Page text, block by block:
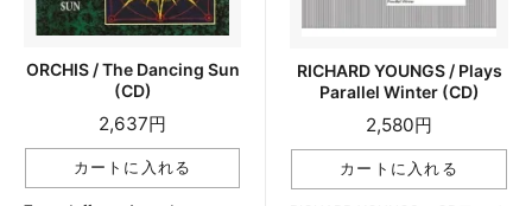
ORCHIS / The Dancing Sun
(CD)
2,637円
RICHARD YOUNGS / Plays
Parallel Winter (CD)
2,580円